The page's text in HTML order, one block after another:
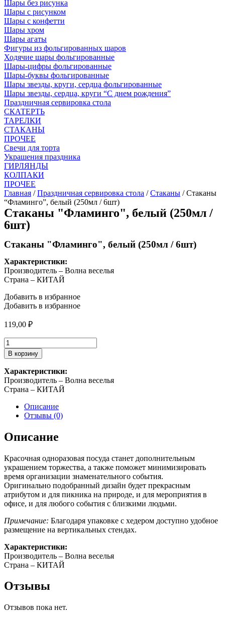
Шары без рисунка
Шары с рисунком
Шары с конфетти
Шары хром
Шары агаты
Фигуры из фольгированных шаров
Ходячие шары фольгированные
Шары-цифры фольгированные
Шары-буквы фольгированные
Шары звезды, круги, сердца фольгированные
Шары звезды, сердца, круги “С днем рождения”
Праздничная сервировка стола
СКАТЕРТЬ
ТАРЕЛКИ
СТАКАНЫ
ПРОЧЕЕ
Свечи для торта
Украшения праздника
ГИРЛЯНДЫ
КОЛПАКИ
ПРОЧЕЕ
Главная /Праздничная сервировка стола /Стаканы / Стаканы
“Фламинго”, белый (250мл / 6шт)
Стаканы "Фламинго", белый (250мл /
6шт)
Стаканы "Фламинго", белый (250мл / 6шт)
Характеристики:
Производитель – Волна веселья
Страна – КИТАЙ
Добавить в избранное
Добавить в избранное
119,00 ₽
Количество
товара
Стаканы
"Фламинго",
белый
(250мл
6шт)
В корзину
Характеристики:
Производитель – Волна веселья
Страна – КИТАЙ
Описание
Отзывы (0)
Описание
Красочная одноразовая посуда станет дополнительным
украшением торжества, а также поможет минимизировать
время организации знаменательного события.
Оригинально подобранный дизайн будет прекрасным
атрибутом и для пикника на природе, и для мероприятия в
офисе, и для любого события с близкими людьми.
Примечание: Благодаря упаковке с хедером доступно удобное
размещение на вертикальных стендах.
Характеристики:
Производитель – Волна веселья
Страна – КИТАЙ
Отзывы
Отзывов пока нет.